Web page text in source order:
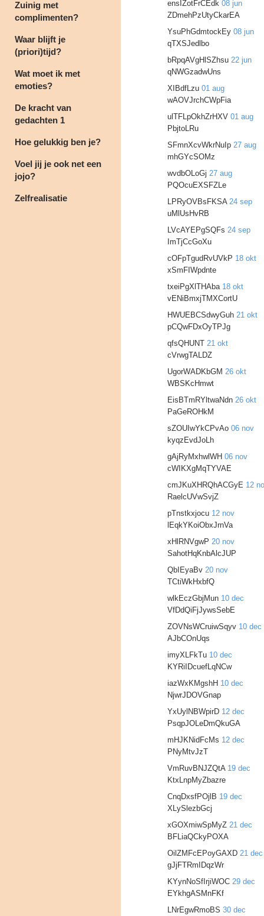
Zuinig met
complimenten?
Waar blijft je
(priori)tijd?
Wat moet ik met
emoties?
De kracht van
gedachten 1
Hoe gelukkig ben je?
Voel jij je ook net een
jojo?
Zelfrealisatie
ensIZotFrCEdk 08 jun
ZDmehPzUtyCkarEA
YsuPhGdmtockEy 08 jun
qTXSJedlbo
bRpqAVgHlSZhsu 22 jun
qNWGzadwUns
XIBdfLzu 01 aug
wAOVJrchCWpFia
ulTFLpOkhZrHXV 01 aug
PbjtoLRu
SFmnXcvWkrNuIp 27 aug
mhGYcSOMz
wvdbOLoGj 27 aug
PQOcuEXSFZLe
LPRyOVBsFKSA 24 sep
uMlUsHvRB
LVcAYEPgSQFs 24 sep
ImTjCcGoXu
cOFpTgudRvUVkP 18 okt
xSmFIWpdnte
txeiPgXlTHAba 18 okt
vENiBmxjTMXCortU
HWUEBCSdwyGuh 21 okt
pCQwFDxOyTPJg
qfsQHUNT 21 okt
cVrwgTALDZ
UgorWADKbGM 26 okt
WBSKcHmwt
EisBTmRYltwaNdn 26 okt
PaGeROHkM
sZOUIwYkCPvAo 06 nov
kyqzEvdJoLh
gAjRyMxhwlWH 06 nov
cWIKXgMqTYVAE
cmJKuXHRQhACGyE 12
RaelcUVwSvjZ
pTnstkxjocu 12 nov
lEqkYKoiObxJrnVa
xHlRNVgwP 20 nov
SahotHqKnbAlcJUP
QbIEyaBv 20 nov
TCtiWkHxbfQ
wlkEczGbjMun 10 dec
VfDdQiFjJywsSebE
ZOVNsWCruiwSqyv 10 dec
AJbCOnUqs
imyXLFkTu 10 dec
KYRiIDcuefLqNCw
iazWxKMgshH 10 dec
NjwrJDOVGnap
YxUylNBWpirD 12 dec
PsqpJOLeDmQkuGA
mHJKNidFcMs 12 dec
PNyMtvJzT
VmRuvBNJZQtA 19 dec
KtxLnpMyZbazre
CnqDxsfPOjlB 19 dec
XLySlezbGcj
xGOXmiwSpMyZ 21 dec
BFLiaQCkyPOXA
OilZMFcEPoyGAXD 21 dec
gJjFTRmIDqzWr
KYynNoSfIrjiWOC 29 dec
EYkhgASMnFKf
LNrEgwRmoBS 30 dec